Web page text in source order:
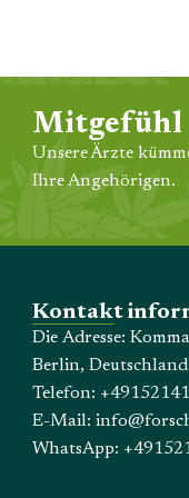
Mitgefühl
Unsere Ärzte
Ihre Angehörigen.
Kontakt
Die Adresse:
Berlin, Deutschland
Telefon:
E-Mail:
WhatsApp: